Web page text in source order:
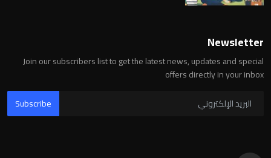
Newsletter
Join our subscribers list to get the latest news, updates and special
offers directly in your inbox
Subscribe